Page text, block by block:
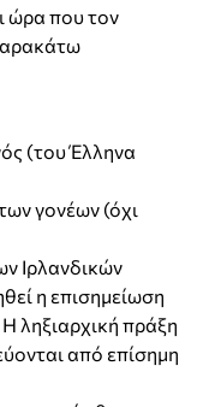
ώρα που τον
(του Έλληνα
γονέων (όχι
Ιρλανδικών
η επισημείωση
ληξιαρχική πράξη
από επίσημη